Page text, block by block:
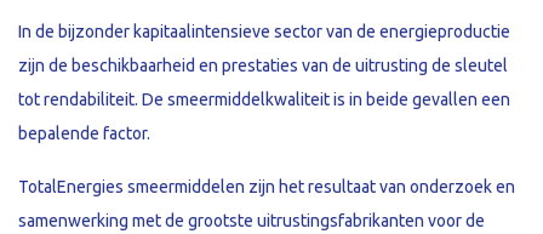
In de bijzonder kapitaalintensieve sector van de energieproductie
zijn de beschikbaarheid en prestaties van de uitrusting de sleutel
tot rendabiliteit. De smeermiddelkwaliteit is in beide gevallen een
bepalende factor.
TotalEnergies smeermiddelen zijn het resultaat van onderzoek en
samenwerking met de grootste uitrustingsfabrikanten voor de